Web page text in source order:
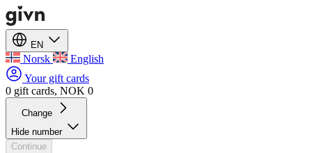
EN
Norsk
English
Your gift cards
0 gift cards, NOK 0
Change
Hide number
Continue